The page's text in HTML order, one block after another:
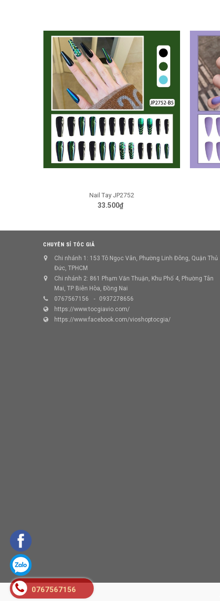
GIỎ HÀNG
Nail Tay JP1346
39.000₫
CHUYÊN SỈ TÓC GIẢ
Chi nhánh 1: 153 Tô Ngọc Vân, Phường Linh Đông, Quận Thủ
Đức, TPHCM
Chi nhánh 2: 861 Phạm Văn Thuận, Khu Phố 4, Phường Tân
Mai, TP Biên Hòa, Đồng Nai
0767567156
0937278656
https://www.tocgiavio.com/
https://www.facebook.com/vioshoptocgia/
0767567156